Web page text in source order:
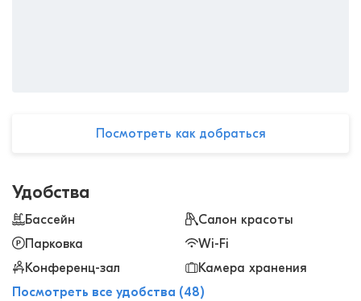
Посмотреть как добраться
Удобства
Бассейн
Салон красоты
Парковка
Wi-Fi
Конференц-зал
Камера хранения
Посмотреть все удобства (48)